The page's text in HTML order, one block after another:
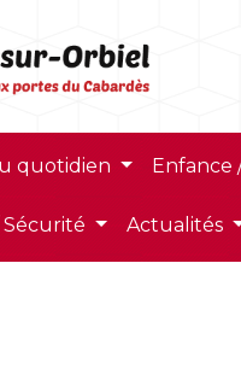
quotidien Enfance
Sécurité Actualités